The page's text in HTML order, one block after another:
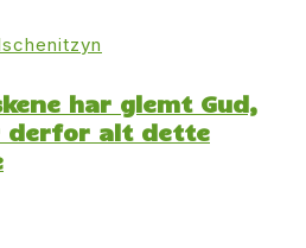
har glemt Gud,
derfor alt dette